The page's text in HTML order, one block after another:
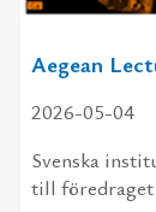
Aegean
2026-05-04
Svens­ka
till fö­re­dra­get